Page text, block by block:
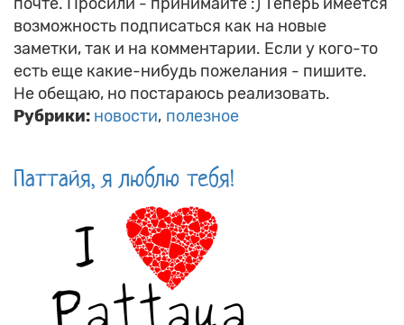
возможность подписаться как на новые
заметки, так и на комментарии. Если у кого-то
есть еще какие-нибудь пожелания - пишите.
Не обещаю, но постараюсь реализовать.
Рубрики: новости полезное
Паттайя, я люблю тебя!